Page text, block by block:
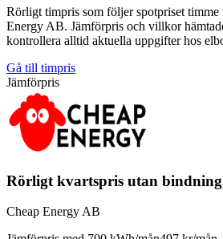
Rörligt timpris som följer spotpriset
Energy AB. Jämförpris och villkor
kontrollera alltid aktuella uppgifter hos
Gå till timpris
Jämförpris
Rörligt kvartspris utan
Cheap Energy AB